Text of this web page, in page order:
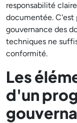
responsabilité
documentée. C'est
gouvernance des
techniques ne
conformité.
Les
d'un